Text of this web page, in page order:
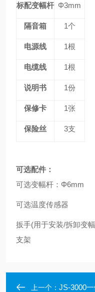
标配变幅杆 Φ3mm
隔音箱 1个
电源线 1根
电缆线 1根
说明书 1份
保修卡 1张
保险丝 3支
可选配件：
可选变幅杆：Φ6mm
可选温度传感器
扳手(用于安装/拆卸变幅
支架
上一个： JS-3000